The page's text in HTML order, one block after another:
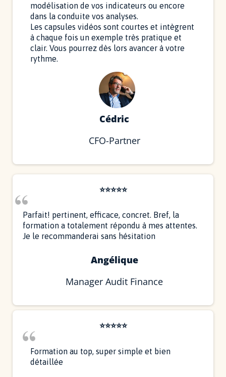
modélisation de vos indicateurs ou encore
dans la conduite vos analyses.
Les capsules vidéos sont courtes et intègrent
à chaque fois un exemple très pratique et
clair. Vous pourrez dès lors avancer à votre
rythme.
Cédric
CFO-Partner
⭐⭐⭐⭐⭐
Parfait! pertinent, efficace, concret. Bref, la
formation a totalement répondu à mes attentes.
Je le recommanderai sans hésitation
Angélique
Manager Audit Finance
⭐⭐⭐⭐⭐
Formation au top, super simple et bien
détaillée